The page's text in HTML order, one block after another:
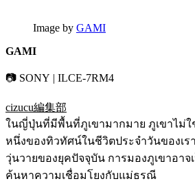
Image by GAMI
GAMI
📷 SONY | ILCE-7RM4
cizucu編集部
ในญี่ปุ่นที่มีพื้นที่ภูเขามากมาย ภูเขาไม่ใ
หนึ่งของทิวทัศน์ในชีวิตประจำวันของเร
วุ่นวายของยุคปัจจุบัน การมองภูเขาอาจ
ค้นหาความเชื่อมโยงกับแม่ธรณี